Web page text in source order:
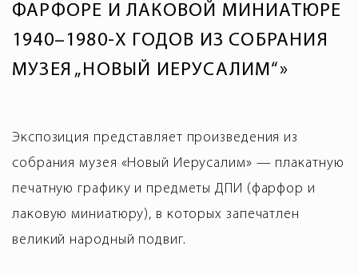
ФАРФОРЕ И ЛАКОВОЙ МИНИАТЮРЕ
1940–1980-Х ГОДОВ ИЗ СОБРАНИЯ
МУЗЕЯ „НОВЫЙ ИЕРУСАЛИМ“»
Экспозиция представляет произведения из
собрания музея «Новый Иерусалим» — плакатную
печатную графику и предметы ДПИ (фарфор и
лаковую миниатюру), в которых запечатлен
великий народный подвиг.